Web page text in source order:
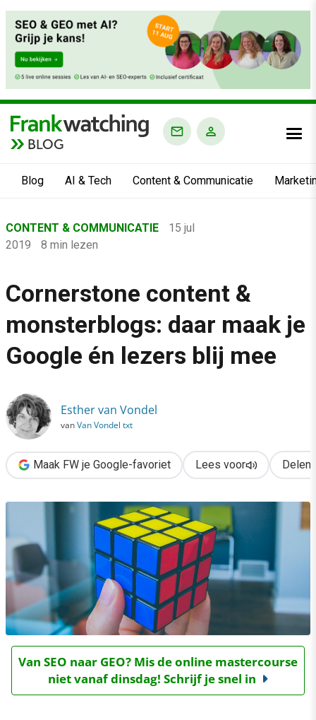
BLOG
Blog AI & Tech Content & Communicatie
›
Content & Communicatie
›
Cornerstone content & monsterblogs: daar maak je Google én
CONTENT & COMMUNICATIE
15 jul
2019
8 min lezen
Cornerstone content &
monsterblogs: daar maak je
Google én lezers blij mee
Esther van Vondel
vanVan Vondel txt
Maak FW je Google-favoriet Lees voor Delen
Van SEO naar GEO? Mis de online mastercourse
niet vanaf dinsdag! Schrijf je snel in